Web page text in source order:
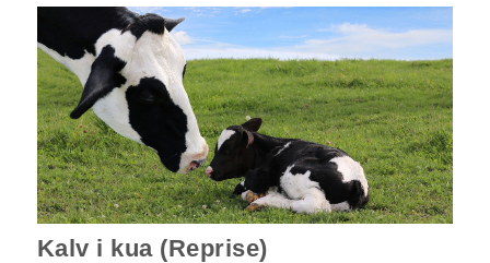
Kalv i kua (Reprise)